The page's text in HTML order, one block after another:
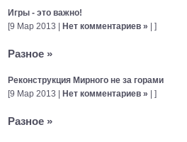
Игры - это важно!
[9 Мар 2013 | Нет комментариев » | ]
Разное »
Реконструкция Мирного не за горами
[9 Мар 2013 |
Нет комментариев » | ]
Разное »